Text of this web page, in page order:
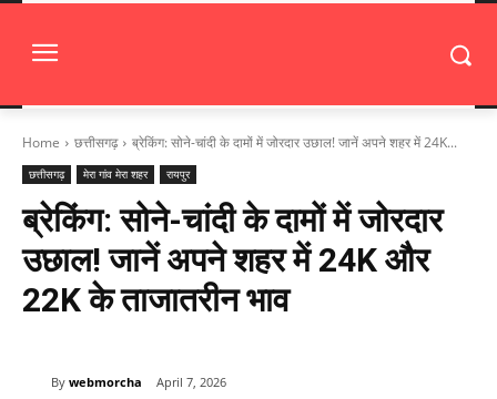
Home छत्तीसगढ़ ब्रेकिंग: सोने-चांदी के दामों में जोरदार उछाल! जानें अपने शहर में 24K...
छत्तीसगढ़ मेरा गांव मेरा शहर रायपुर
ब्रेकिंग: सोने-चांदी के दामों में जोरदार
उछाल! जानें अपने शहर में 24K और
22K के ताजातरीन भाव
By webmorcha April 7, 2026